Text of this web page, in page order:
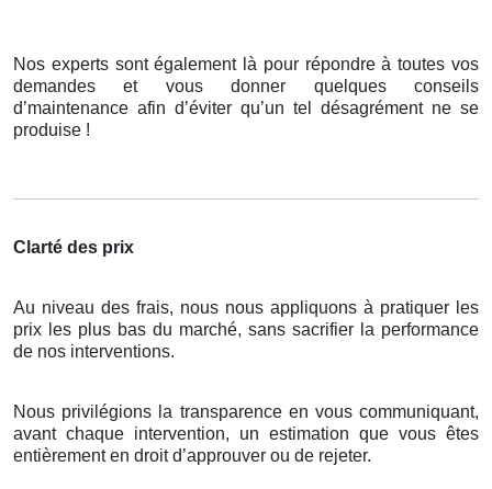
Nos experts sont également là pour répondre à toutes vos
demandes et vous donner quelques conseils
d’maintenance afin d’éviter qu’un tel désagrément ne se
produise !
Clarté des prix
Au niveau des frais, nous nous appliquons à pratiquer les
prix les plus bas du marché, sans sacrifier la performance
de nos interventions.
Nous privilégions la transparence en vous communiquant,
avant chaque intervention, un estimation que vous êtes
entièrement en droit d’approuver ou de rejeter.